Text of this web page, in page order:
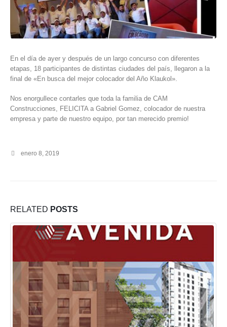
En el día de ayer y después de un largo concurso con diferentes
etapas, 18 participantes de distintas ciudades del país, llegaron a la
final de «En busca del mejor colocador del Año Klaukol».
Nos enorgullece contarles que toda la familia de CAM
Construcciones, FELICITA a Gabriel Gomez, colocador de nuestra
empresa y parte de nuestro equipo, por tan merecido premio!
enero 8, 2019
RELATED POSTS